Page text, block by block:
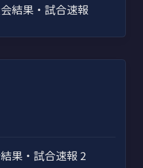
結果・試合速報
果・試合速報 2